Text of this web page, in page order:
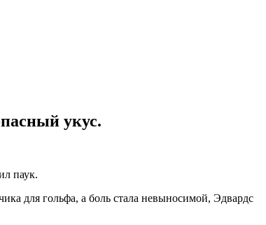
укус.
паук.
для гольфа, а боль стала невыносимой, Эдвардс